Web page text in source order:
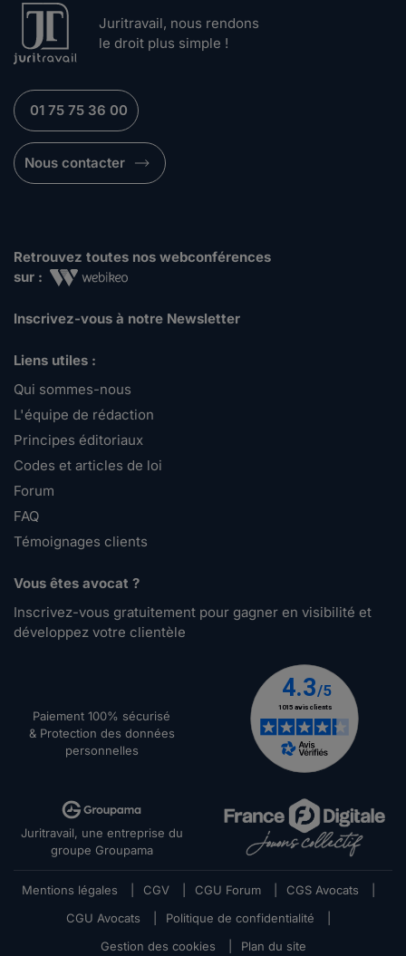
Juritravail, nous rendons
le droit plus simple !
01 75 75 36 00
Nous contacter
Retrouvez toutes nos webconférences
sur :
Inscrivez-vous à notre Newsletter
Liens utiles :
Qui sommes-nous
L'équipe de rédaction
Principes éditoriaux
Codes et articles de loi
Forum
FAQ
Témoignages clients
Vous êtes avocat ?
Inscrivez-vous gratuitement pour gagner en visibilité et
développez votre clientèle
Paiement 100% sécurisé
& Protection des données
personnelles
Juritravail, une entreprise du
groupe Groupama
Mentions légales CGV CGU Forum CGS Avocats
CGU Avocats
Politique de confidentialité
Gestion des cookies
Plan du site